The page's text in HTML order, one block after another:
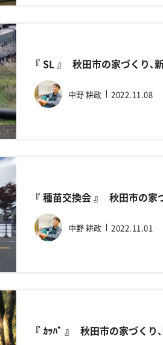
『 SL 』 秋田市の家づくり､
中野 耕政 2022.11.08
『 種苗交換会 』 秋田市の
中野 耕政 2022.11.01
『 ｶｯﾊﾟ 』 秋田市の家づく